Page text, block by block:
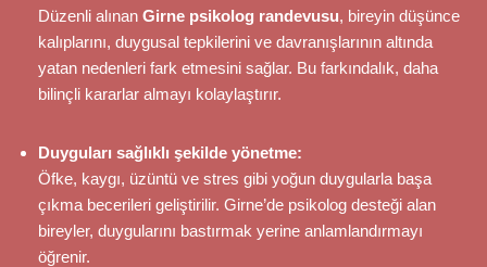
Düzenli alınan Girne psikolog randevusu, bireyin düşünce
kalıplarını, duygusal tepkilerini ve davranışlarının altında
yatan nedenleri fark etmesini sağlar. Bu farkındalık, daha
bilinçli kararlar almayı kolaylaştırır.
Duyguları sağlıklı şekilde yönetme:
Öfke, kaygı, üzüntü ve stres gibi yoğun duygularla başa
çıkma becerileri geliştirilir. Girne’de psikolog desteği alan
bireyler, duygularını bastırmak yerine anlamlandırmayı
öğrenir.